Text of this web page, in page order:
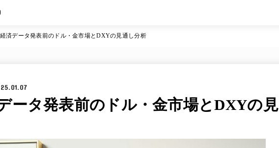
済データ発表前のドル・金市場とDXYの見通し分析
ータ発表前のドル・金市場とDXYの見